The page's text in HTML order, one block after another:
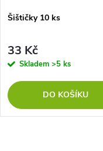
Šištičky 10 ks
33 Kč
Skladem >5 ks
DO KOŠÍKU